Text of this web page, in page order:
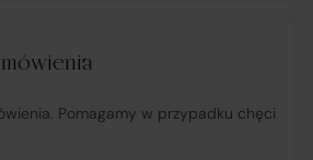
Pomagamy w przypadku chęci
niezgodności Towaru z
wymianę na towar wolny od wad